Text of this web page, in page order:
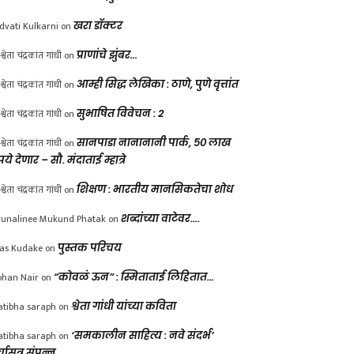
Kulkarni on खरा डॉक्टर
चंद्रकांत गांधी on प्राणांचे झुंबर…
चंद्रकांत गांधी on आम्ही सिद्ध लेखिका : ठाणे, पुणे वृत्तांत
चंद्रकांत गांधी on सुभाषित विवेचन : 2
चंद्रकांत गांधी on सानपाडा नानानानी पार्क, ५० लाख
देणार – सौ. मंदाताई म्हात्रे
चंद्रकांत गांधी on शिक्षण : भारतीय मानसिकतेचा शोध
Mukund Phatak on शब्दांच्या वाटेवर….
Kudake on पुस्तक परिचय
Nair on “कोवळं ऊन” : स्मिताताई लिहितात…
saraph on श्वेता गांधी यांच्या कविता
saraph on ‘समकालीन साहित्य : नवे संदर्भ’